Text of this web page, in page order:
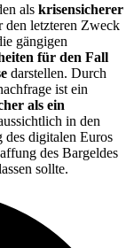
als krisensicherer
den letzteren Zweck
gängigen
für den Fall
darstellen. Durch
ist ein
als ein
in den
des digitalen Euros
des Bargeldes
sollte.